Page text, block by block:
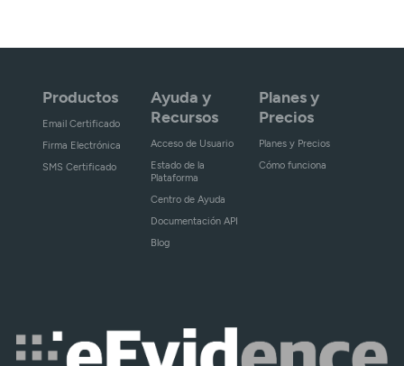
Productos
Email Certificado
Firma Electrónica
SMS Certificado
Ayuda y
Recursos
Acceso de Usuario
Estado de la
Plataforma
Centro de Ayuda
Documentación API
Blog
Planes y
Precios
Planes y Precios
Cómo funciona